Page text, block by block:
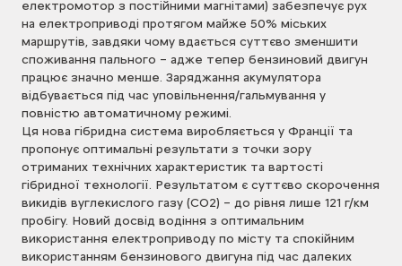
електромотор з постійними магнітами) забезпечує рух
на електроприводі протягом майже 50% міських
маршрутів, завдяки чому вдається суттєво зменшити
споживання пального – адже тепер бензиновий двигун
працює значно менше. Заряджання акумулятора
відбувається під час уповільнення/гальмування у
повністю автоматичному режимі.
Ця нова гібридна система виробляється у Франції та
пропонує оптимальні результати з точки зору
отриманих технічних характеристик та вартості
гібридної технології. Результатом є суттєво скорочення
викидів вуглекислого газу (CO2) – до рівня лише 121 г/км
пробігу. Новий досвід водіння з оптимальним
використання електроприводу по місту та спокійним
використанням бензинового двигуна під час далеких